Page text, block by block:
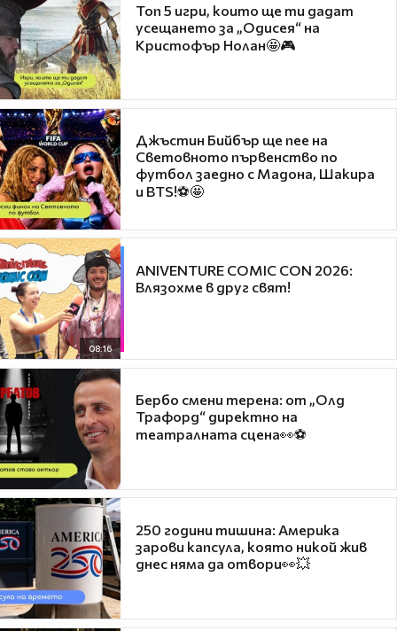
Топ 5 игри, които ще ти дадат
усещането за „Одисея“ на
Кристофър Нолан🤩🎮
Джъстин Бийбър ще пее на
Световното първенство по
футбол заедно с Мадона, Шакира
и BTS!⚽🤩
08:16
ANIVENTURE COMIC CON 2026:
Влязохме в друг свят!
Бербо смени терена: от „Олд
Трафорд“ директно на
театралната сцена👀⚽
250 години тишина: Америка
зарови капсула, която никой жив
днес няма да отвори👀💥